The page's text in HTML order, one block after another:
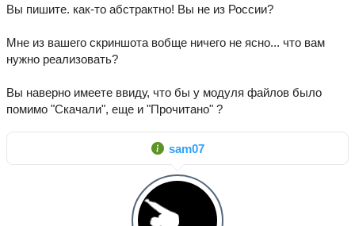
Вы пишите. как-то абстрактно! Вы не из России?
Мне из вашего скриншота вобще ничего не ясно... что вам
нужно реализовать?
Вы наверно имеете ввиду, что бы у модуля файлов было
помимо "Скачали", еще и "Прочитано" ?
sam07